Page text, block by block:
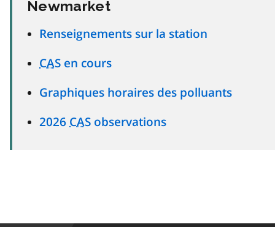
Newmarket
Renseignements sur la station
CAS en cours
Graphiques horaires des polluants
2026 CAS observations